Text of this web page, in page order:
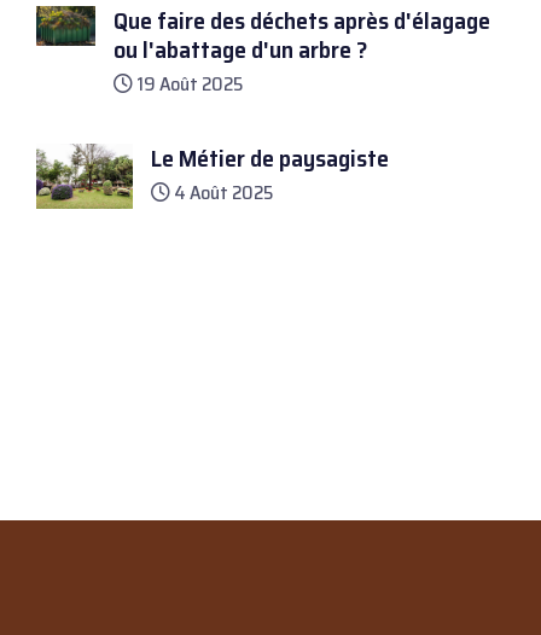
Que faire des déchets après d'élagage
ou l'abattage d'un arbre ?
19 Août 2025
Le Métier de paysagiste
4 Août 2025